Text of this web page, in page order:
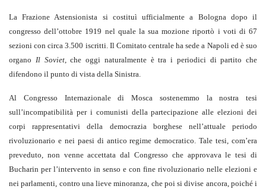
La Frazione Astensionista si costituì ufficialmente a Bologna dopo il
congresso dell’ottobre 1919 nel quale la sua mozione riportò i voti di 67
sezioni con circa 3.500 iscritti. Il Comitato centrale ha sede a Napoli ed è suo
organo Il Soviet, che oggi naturalmente è tra i periodici di partito che
difendono il punto di vista della Sinistra.
Al Congresso Internazionale di Mosca sostenemmo la nostra tesi
sull’incompatibilità per i comunisti della partecipazione alle elezioni dei
corpi rappresentativi della democrazia borghese nell’attuale periodo
rivoluzionario e nei paesi di antico regime democratico. Tale tesi, com’era
preveduto, non venne accettata dal Congresso che approvava le tesi di
Bucharin per l’intervento in senso e con fine rivoluzionario nelle elezioni e
nei parlamenti, contro una lieve minoranza, che poi si divise ancora, poiché i